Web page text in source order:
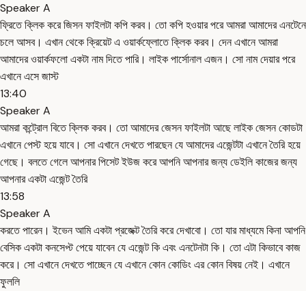
Speaker A
ফ্রিতে ক্লিক করে জিসন ফাইলটা কপি করব। তো কপি হওয়ার পরে আমরা আমাদের এনটেনে
চলে আসব। এখান থেকে ক্রিয়েট এ ওয়ার্কফ্লোতে ক্লিক করব। দেন এখানে আমরা
আমাদের ওয়ার্কফলো একটা নাম দিতে পারি। লাইক পার্সোনাল এজন। সো নাম দেয়ার পরে
এখানে এসে জাস্ট
13:40
Speaker A
আমরা কন্ট্রোল বিতে ক্লিক করব। তো আমাদের জেসন ফাইলটা আছে লাইক জেসন কোডটা
এখানে পেস্ট হয়ে যাবে। সো এখানে দেখতে পারছেন যে আমাদের এজেন্টটা এখানে তৈরি হয়ে
গেছে। বলতে গেলে আপনার পিসেট ইউজ করে আপনি আপনার জন্য ডেইলি কাজের জন্য
আপনার একটা এজেন্ট তৈরি
13:58
Speaker A
করতে পারেন। ইভেন আমি একটা প্রজেক্ট তৈরি করে দেখাবো। তো যার মাধ্যমে কিনা আপনি
বেসিক একটা কনসেপ্ট পেয়ে যাবেন যে এজেন্ট কি এবং এনটেনটা কি। তো এটা কিভাবে কাজ
করে। সো এখানে দেখতে পাচ্ছেন যে এখানে কোন কোডিং এর কোন বিষয় নেই। এখানে
ফুললি